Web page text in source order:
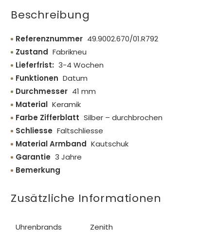
Beschreibung
Referenznummer 49.9002.670/01.R792
Zustand Fabrikneu
Lieferfrist: 3-4 Wochen
Funktionen Datum
Durchmesser 41 mm
Material Keramik
Farbe Zifferblatt Silber – durchbrochen
Schliesse Faltschliesse
Material Armband Kautschuk
Garantie 3 Jahre
Bemerkung
Zusätzliche Informationen
Uhrenbrands Zenith